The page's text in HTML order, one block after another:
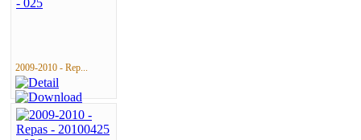
2009-2010 - Rep...